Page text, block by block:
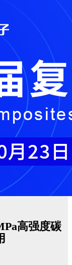
高强度碳